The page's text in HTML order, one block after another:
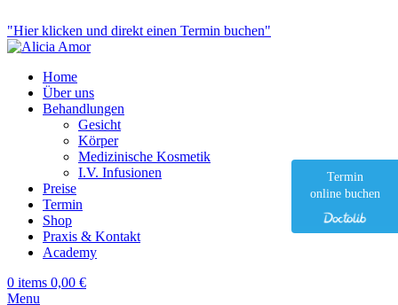
Termin
online buchen
"Hier klicken und direkt einen Termin buchen"
Home
Über uns
Behandlungen
Gesicht
Körper
Medizinische Kosmetik
I.V. Infusionen
Preise
Termin
Shop
Praxis & Kontakt
Academy
0 items 0,00 €
Menu